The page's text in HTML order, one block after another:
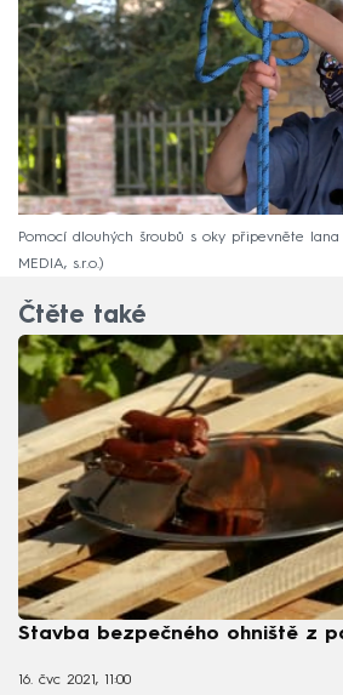
Pomocí dlouhých šroubů s oky připevněte lana
MEDIA, s.r.o.
Čtěte také
Stavba bezpečného ohniště z
16. čvc 2021, 11:00